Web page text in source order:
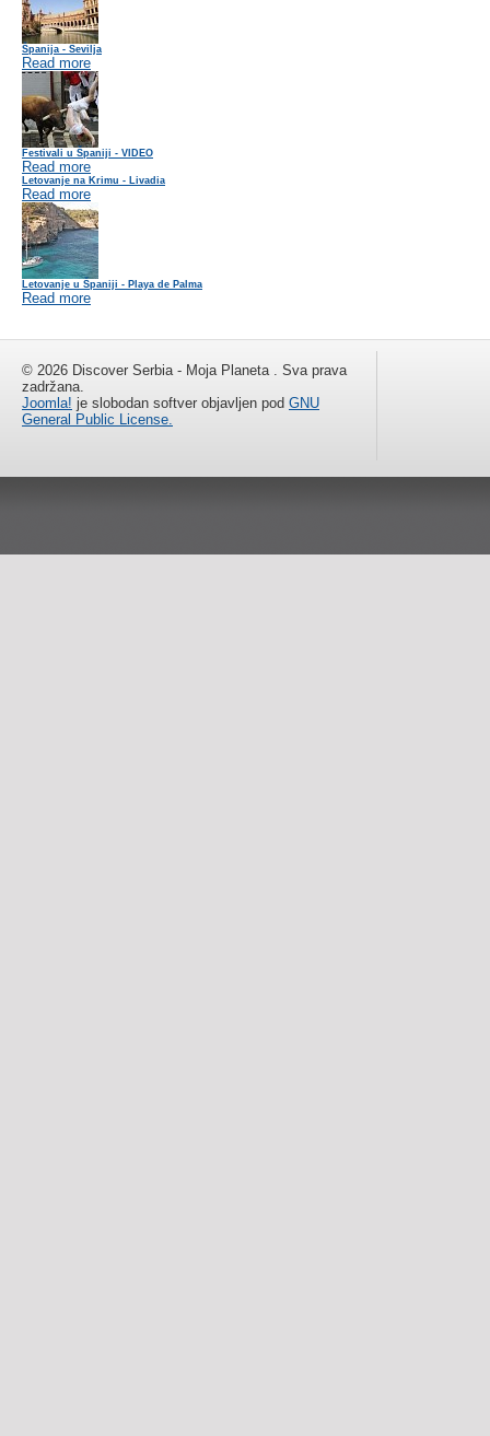
Španija - Sevilja
Read more
Festivali u Španiji - VIDEO
Read more
Letovanje na Krimu - Livadia
Read more
Letovanje u Španiji - Playa de Palma
Read more
© 2026 Discover Serbia - Moja Planeta . Sva prava
zadržana.
Joomla! je slobodan softver objavljen pod GNU
General Public License.